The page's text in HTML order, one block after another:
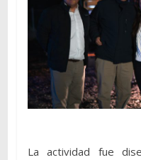
La actividad fue